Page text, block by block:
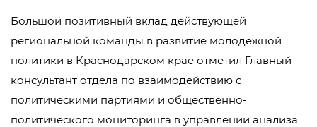
Большой позитивный вклад действующей
региональной команды в развитие молодёжной
политики в Краснодарском крае отметил Главный
консультант отдела по взаимодействию с
политическими партиями и общественно-
политического мониторинга в управлении анализа